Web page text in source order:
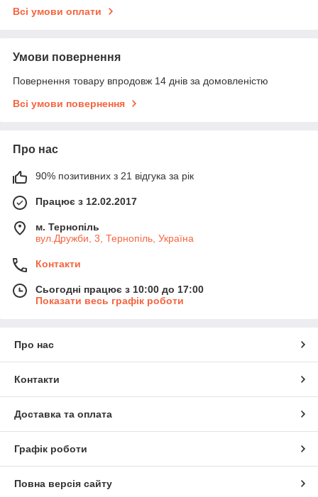
Всі умови оплати
Умови повернення
Повернення товару впродовж 14 днів за домовленістю
Всі умови повернення
Про нас
90% позитивних з 21 відгука за рік
Працює з 12.02.2017
м. Тернопіль
вул.Дружби, 3, Тернопіль, Україна
Контакти
Сьогодні працює з 10:00 до 17:00
Показати весь графік роботи
Про нас
Контакти
Доставка та оплата
Графік роботи
Повна версія сайту